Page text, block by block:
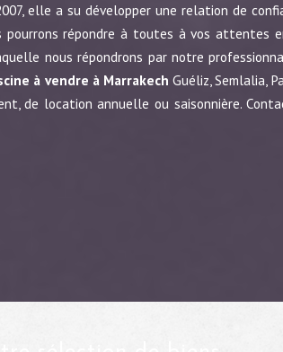
elle a su développer une relation de
répondre à toutes à vos attentes
nous répondrons par notre
à vendre à Marrakech Guéliz, Semlalia,
de location annuelle ou saisonnière.